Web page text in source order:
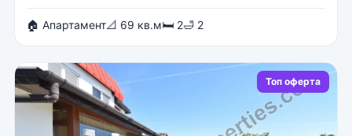
🏠 Апартамент📐 69 кв.м🛏 2🛁 2
Топ оферта